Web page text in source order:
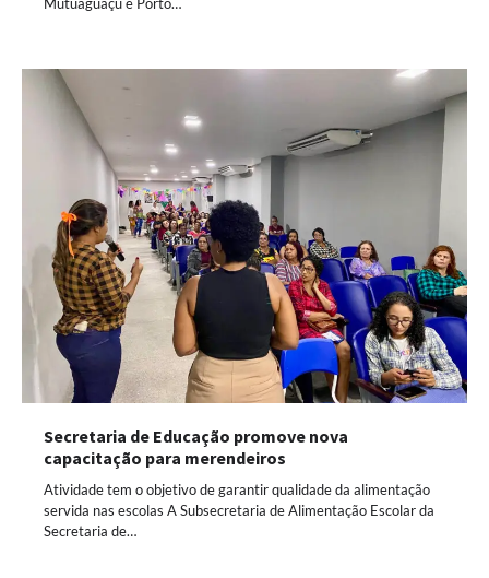
Secretaria de Educação promove nova
capacitação para merendeiros
Atividade tem o objetivo de garantir qualidade da alimentação
servida nas escolas A Subsecretaria de Alimentação Escolar da
Secretaria de…